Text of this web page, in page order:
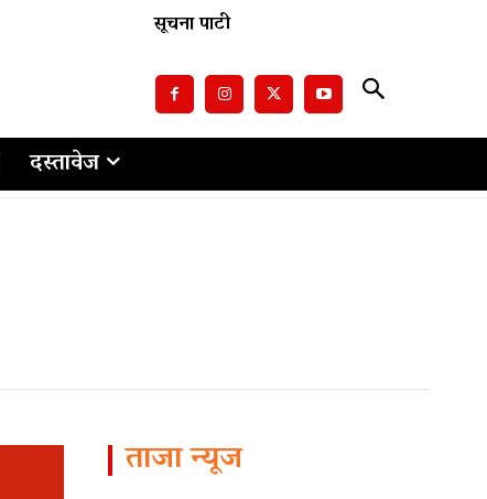
सूचना पाटी
दस्तावेज
ताजा न्यूज